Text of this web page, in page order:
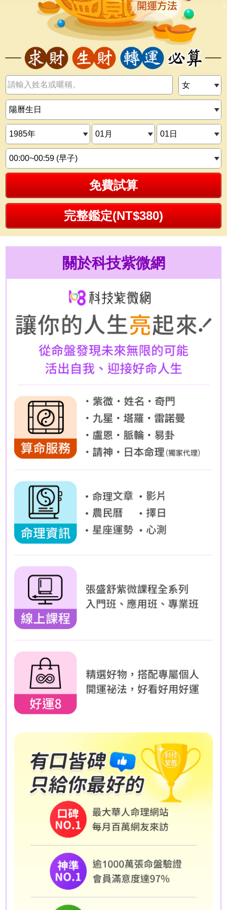
免費試算
完整鑑定(NT$380)
關於科技紫微網